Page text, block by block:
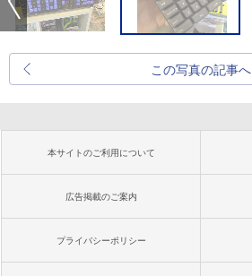
この写真の記事へ
本サイトのご利用について
広告掲載のご案内
プライバシーポリシー